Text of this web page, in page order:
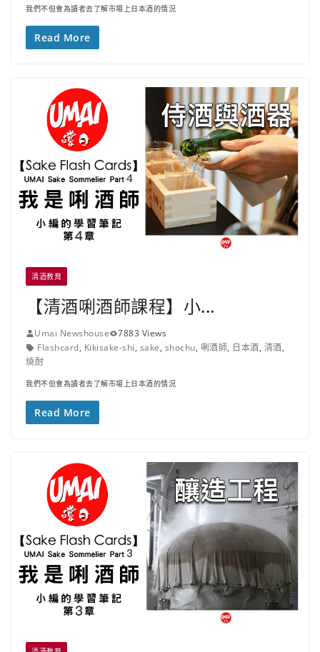
我們不但會為讀者去了解市場上日本酒的情況
Read More
清酒教育
【清酒唎酒師課程】小...
Umai Newshouse
7883 Views
Flashcard, Kikisake-shi, sake, shochu, 唎酒師, 日本酒, 清酒,
燒酎
我們不但會為讀者去了解市場上日本酒的情況
Read More